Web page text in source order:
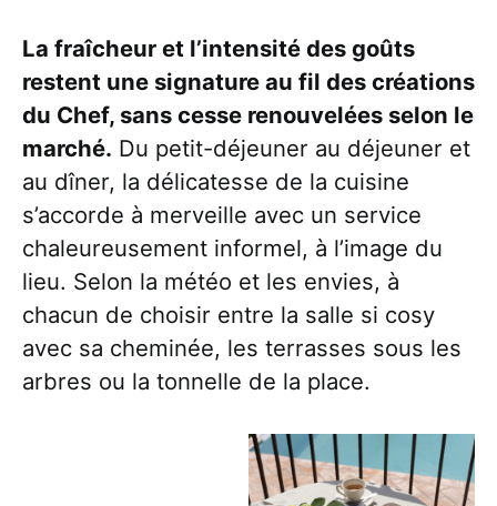
La fraîcheur et l’intensité des goûts
restent une signature au fil des créations
du Chef, sans cesse renouvelées selon le
marché. Du petit-déjeuner au déjeuner et
au dîner, la délicatesse de la cuisine
s’accorde à merveille avec un service
chaleureusement informel, à l’image du
lieu. Selon la météo et les envies, à
chacun de choisir entre la salle si cosy
avec sa cheminée, les terrasses sous les
arbres ou la tonnelle de la place.